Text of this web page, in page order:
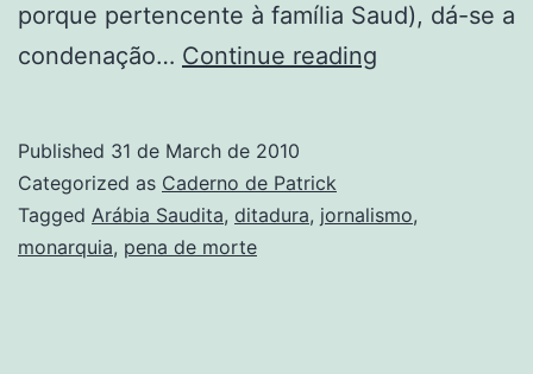
porque pertencente à família Saud), dá-se a
condenação… Continue reading
21.
Published 31 de March de 2010
Categorized as Caderno de Patrick
Tagged Arábia Saudita, ditadura, jornalismo,
monarquia, pena de morte